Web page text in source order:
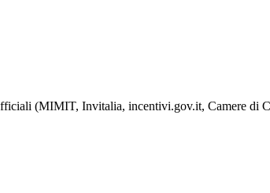
(MIMIT, Invitalia, incentivi.gov.it, Camere di